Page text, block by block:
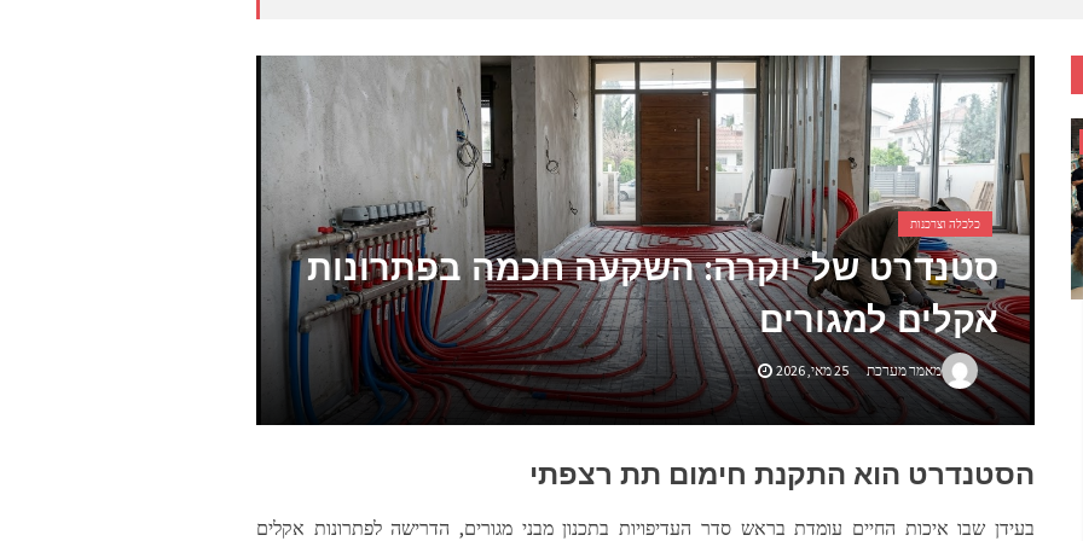
העלייה לקבר
שמשנה את כללי המשחק בבריאות הנפש
כלכלה וצרכנות
סטנדרט של יוקרה: השקעה חכמה בפתרונות
אקלים למגורים
מאמר מערכת 25 מאי, 2026
הסטנדרט הוא התקנת חימום תת רצפתי
בעידן שבו איכות החיים עומדת בראש סדר העדיפויות בתכנון מבני מגורים, הדרישה לפתרונות אקלים